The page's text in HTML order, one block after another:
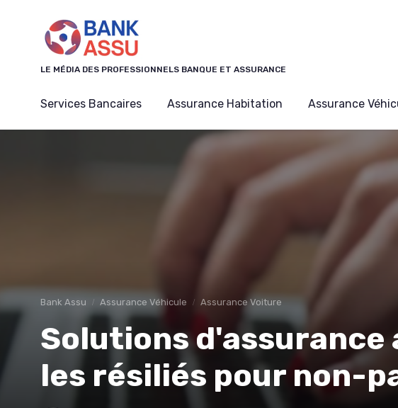
LE MÉDIA DES PROFESSIONNELS BANQUE ET ASSURANCE
Services Bancaires Assurance Habitation Assurance
Bank Assu Assurance Véhicule Assurance Voiture
Solutions d'assurance
les résiliés pour non-